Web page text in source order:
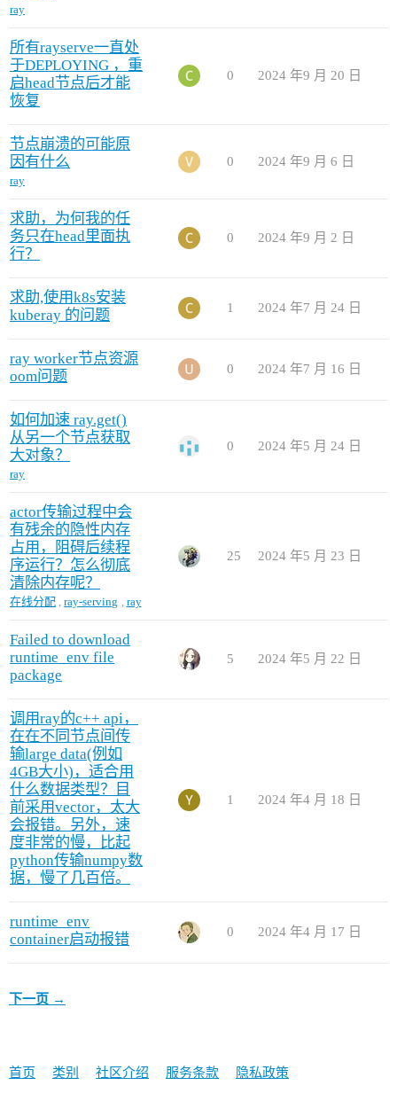
ray
所有rayserve一直处
于DEPLOYING ，重
启head节点后才能
恢复
0 2024 年9 月 20 日
节点崩溃的可能原
因有什么
ray
0 2024 年9 月 6 日
求助，为何我的任
务只在head里面执
行？
0 2024 年9 月 2 日
求助,使用k8s安装
kuberay 的问题
1 2024 年7 月 24 日
ray worker节点资源
oom问题
0 2024 年7 月 16 日
如何加速 ray.get()
从另一个节点获取
大对象？
ray
0 2024 年5 月 24 日
actor传输过程中会
有残余的隐性内存
占用，阻碍后续程
序运行？怎么彻底
清除内存呢？
在线分配 ,ray-serving , ray
25 2024 年5 月 23 日
Failed to download
runtime_env file
package
5 2024 年5 月 22 日
调用ray的c++ api，
在在不同节点间传
输large data(例如
4GB大小)，适合用
什么数据类型？目
前采用vector，太大
会报错。另外，速
度非常的慢，比起
python传输numpy数
据，慢了几百倍。
1 2024 年4 月 18 日
runtime_env
container启动报错
0 2024 年4 月 17 日
下一页 →
首页 类别 社区介绍 服务条款 隐私政策